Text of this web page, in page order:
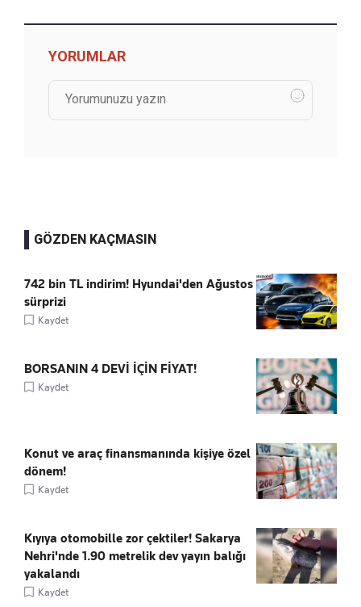
YORUMLAR
GÖZDEN KAÇMASIN
742 bin TL indirim! Hyundai'den Ağustos
sürprizi
Kaydet
BORSANIN 4 DEVİ İÇİN FİYAT!
Kaydet
Konut ve araç finansmanında kişiye özel
dönem!
Kaydet
Kıyıya otomobille zor çektiler! Sakarya
Nehri'nde 1.90 metrelik dev yayın balığı
yakalandı
Kaydet